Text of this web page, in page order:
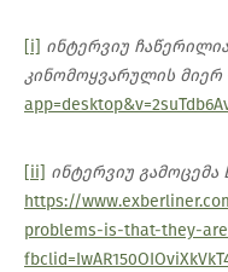
[i] ინტერვიუ ჩაწერილია
კინომოყვარულის მიერ
[ii] ინტერვიუ გამოცემა
https://
problems-is-that-they-